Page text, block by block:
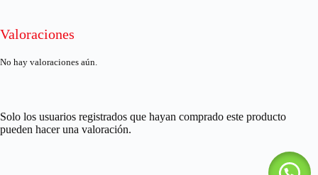
Valoraciones
No hay valoraciones aún.
Solo los usuarios registrados que hayan comprado este producto
pueden hacer una valoración.